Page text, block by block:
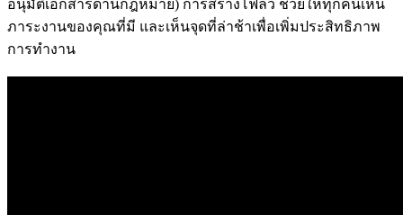
อนุมัติเอกสารด้านกฎหมาย) การสร้างโฟลว์ ช่วยให้ทุกคนเห็น
ภาระงานของคุณที่มี และเห็นจุดที่ล่าช้าเพื่อเพิ่มประสิทธิภาพ
การทำงาน